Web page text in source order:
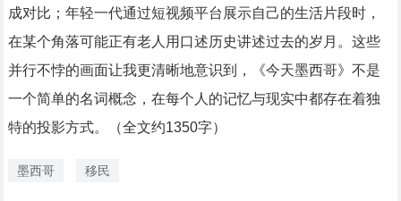
成对比；年轻一代通过短视频平台展示自己的生活片段时，
在某个角落可能正有老人用口述历史讲述过去的岁月。这些
并行不悖的画面让我更清晰地意识到，《今天墨西哥》不是
一个简单的名词概念，在每个人的记忆与现实中都存在着独
特的投影方式。（全文约1350字）
墨西哥 移民